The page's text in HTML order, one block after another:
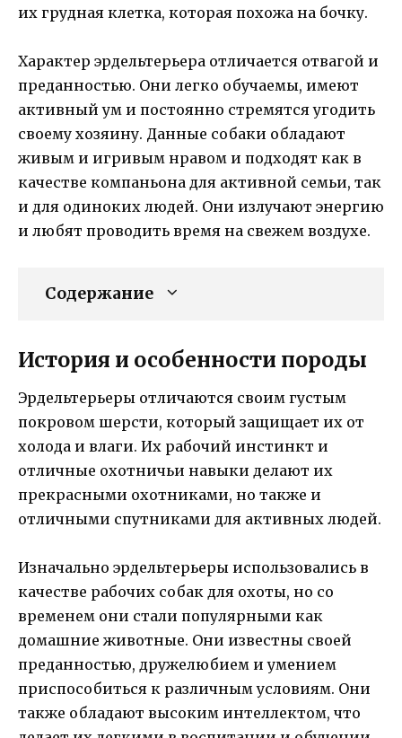
их грудная клетка, которая похожа на бочку.
Характер эрдельтерьера отличается отвагой и
преданностью. Они легко обучаемы, имеют
активный ум и постоянно стремятся угодить
своему хозяину. Данные собаки обладают
живым и игривым нравом и подходят как в
качестве компаньона для активной семьи, так
и для одиноких людей. Они излучают энергию
и любят проводить время на свежем воздухе.
Содержание
История и особенности породы
Эрдельтерьеры отличаются своим густым
покровом шерсти, который защищает их от
холода и влаги. Их рабочий инстинкт и
отличные охотничьи навыки делают их
прекрасными охотниками, но также и
отличными спутниками для активных людей.
Изначально эрдельтерьеры использовались в
качестве рабочих собак для охоты, но со
временем они стали популярными как
домашние животные. Они известны своей
преданностью, дружелюбием и умением
приспособиться к различным условиям. Они
также обладают высоким интеллектом, что